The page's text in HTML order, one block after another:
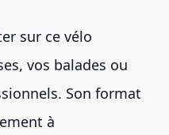
sur ce vélo
vos balades ou
Son format
à